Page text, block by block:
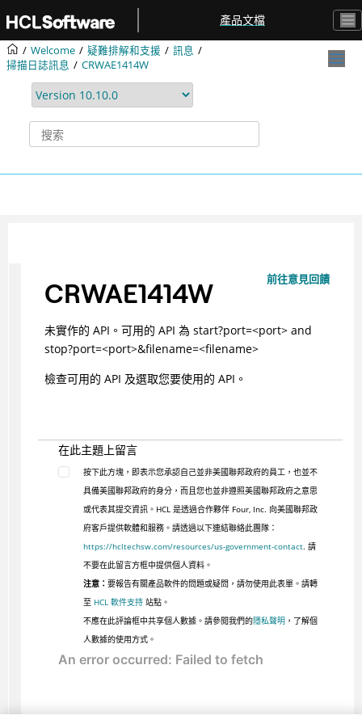
產品文檔
Welcome 疑難排解和支援
訊息
掃描日誌訊息
CRWAE1414W
前往意見回饋
CRWAE1414W
未實作的 API。可用的 API 為 start?port=<port> and
stop?port=<port>&filename=<filename>
檢查可用的 API 及選取您要使用的 API。
在此主題上留言
按下此方塊，即表示您承認自己並非美國聯邦政府的員工，也並不
具備美國聯邦政府的身分，而且您也並非遵照美國聯邦政府之意思
或代表其提交資訊。HCL 是透過合作夥伴 Four, Inc. 向美國聯邦政
府客戶提供軟體和服務。請透過以下連結聯絡此團隊：
https://hcltechsw.com/resources/us-government-contact. 請
不要在此留言方框中提供個人資料。
注意： 要報告有關產品軟件的問題或疑問，請勿使用此表單。請轉
至 HCL 軟件支持站點。
不應在此評論框中共享個人數據。請參閱我們的隱私聲明 ，了解個
人數據的使用方式。